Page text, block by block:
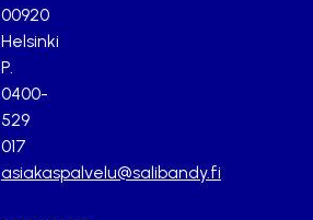
00920
Helsinki
P.
0400-
529
017
asiakaspalvelu@salibandy.fi